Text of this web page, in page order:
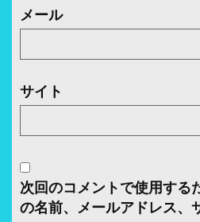
メール
サイト
次回のコメントで使用する
の名前、メールアドレス、